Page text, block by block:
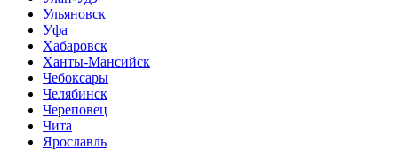
Ульяновск
Уфа
Хабаровск
Ханты-Мансийск
Чебоксары
Челябинск
Череповец
Чита
Ярославль